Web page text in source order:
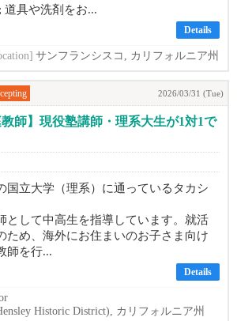
道具や洗剤をお...
Details
サンフランシスコ, カリフォルニア州
2026/03/31 (Tue)
教師】現役塾講師・理系大生が1対1で
国立大学（理系）に通っているタカシ
として中高生を指導しています。就活
ため、海外にお住まいのお子さま向け
師を行...
Details
Historic District), カリフォルニア州